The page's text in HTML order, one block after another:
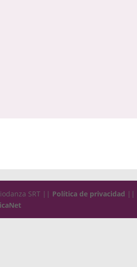
SRT || Política de privacidad ||